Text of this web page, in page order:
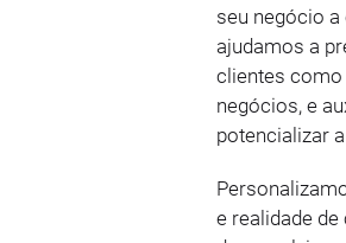
seu negócio
ajudamos a
clientes como
negócios, e
potencializar
e realidade